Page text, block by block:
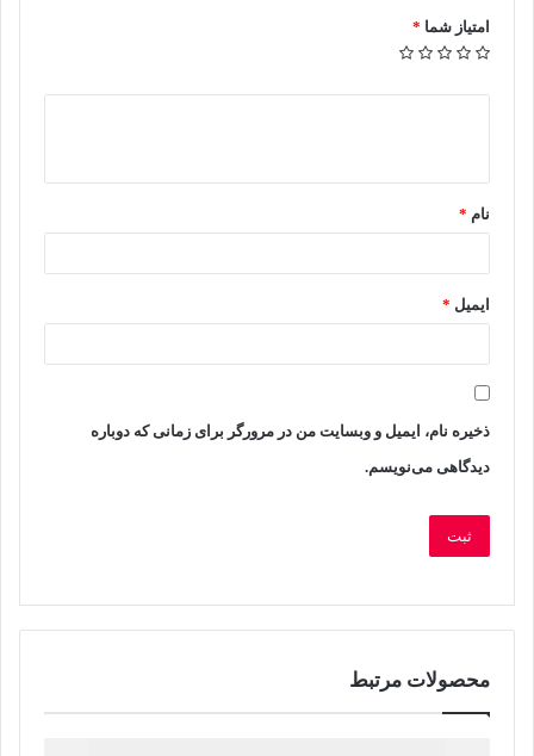
امتیاز شما *
د
گ
ش
م
ا
*
نام *
ایمیل *
ذخیره نام، ایمیل و وبسایت من در مرورگر برای زمانی که دوباره
دیدگاهی می‌نویسم.
محصولات مرتبط